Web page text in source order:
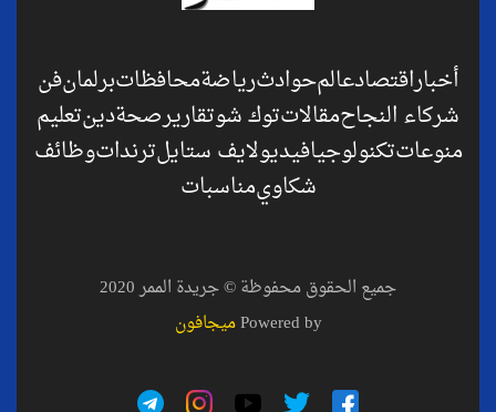
أخباراقتصادعالمحوادثرياضةمحافظاتبرلمانفن
شركاء النجاحمقالاتتوك شوتقاريرصحةدينتعليم
منوعاتتكنولوجيافيديولايف ستايلترنداتوظائف
شكاويمناسبات
جميع الحقوق محفوظة © جريدة الممر 2020
Powered byميجافون